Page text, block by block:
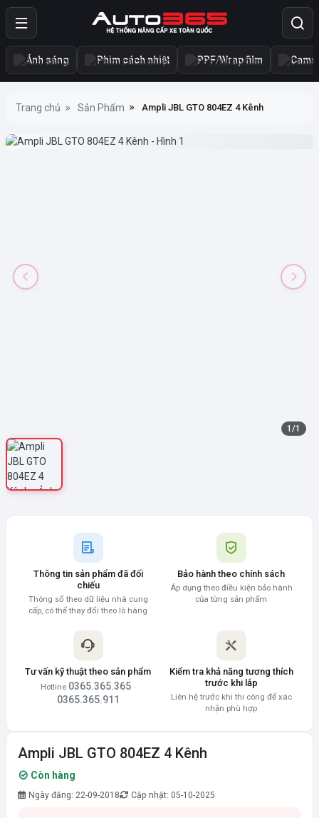
Ánh sáng Phim cách nhiệt PPF/Wrap film
Trang chủ Sản Phẩm Ampli JBL GTO 804EZ 4 Kênh
1 /1
Thông tin sản phẩm đã đối
chiếu
Thông số theo dữ liệu nhà cung
cấp, có thể thay đổi theo lô hàng
Bảo hành theo chính sách
Áp dụng theo điều kiện bảo hành
của từng sản phẩm
Tư vấn kỹ thuật theo sản phẩm
Hotline 0365.365.365 ·
0365.365.911
Kiểm tra khả năng tương thích
trước khi lắp
Liên hệ trước khi thi công để xác
nhận phù hợp
Ampli JBL GTO 804EZ 4 Kênh
Còn hàng
Ngày đăng: 22-09-2018 Cập nhật: 05-10-2025